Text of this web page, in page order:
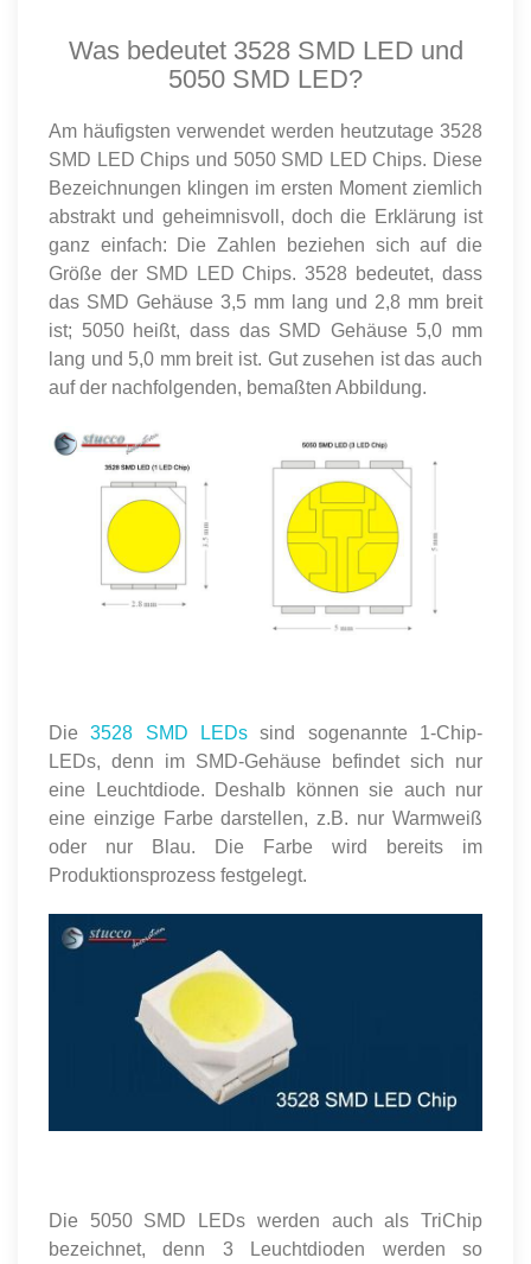
Was bedeutet 3528 SMD LED und
5050 SMD LED?
Am häufigsten verwendet werden heutzutage 3528
SMD LED Chips und 5050 SMD LED Chips. Diese
Bezeichnungen klingen im ersten Moment ziemlich
abstrakt und geheimnisvoll, doch die Erklärung ist
ganz einfach: Die Zahlen beziehen sich auf die
Größe der SMD LED Chips. 3528 bedeutet, dass
das SMD Gehäuse 3,5 mm lang und 2,8 mm breit
ist; 5050 heißt, dass das SMD Gehäuse 5,0 mm
lang und 5,0 mm breit ist. Gut zusehen ist das auch
auf der nachfolgenden, bemaßten Abbildung.
Die3528 SMD LEDs sind sogenannte 1-Chip-
LEDs, denn im SMD-Gehäuse befindet sich nur
eine Leuchtdiode. Deshalb können sie auch nur
eine einzige Farbe darstellen, z.B. nur Warmweiß
oder nur Blau. Die Farbe wird bereits im
Produktionsprozess festgelegt.
Die 5050 SMD LEDs werden auch als TriChip
bezeichnet, denn 3 Leuchtdioden werden so